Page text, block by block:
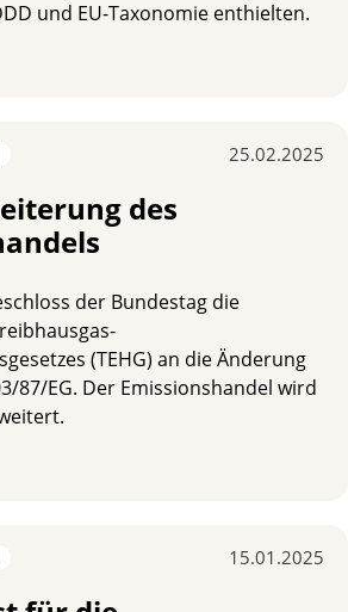
und EU-Taxonomie enthielten.
25.02.2025
des
der Bundestag die
(TEHG) an die Änderung
87/EG. Der Emissionshandel wird
15.01.2025